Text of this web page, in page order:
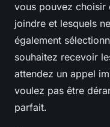
vous pouvez choisir
joindre et lesquels
également
souhaitez recevoir
attendez un appel
voulez pas être
parfait.